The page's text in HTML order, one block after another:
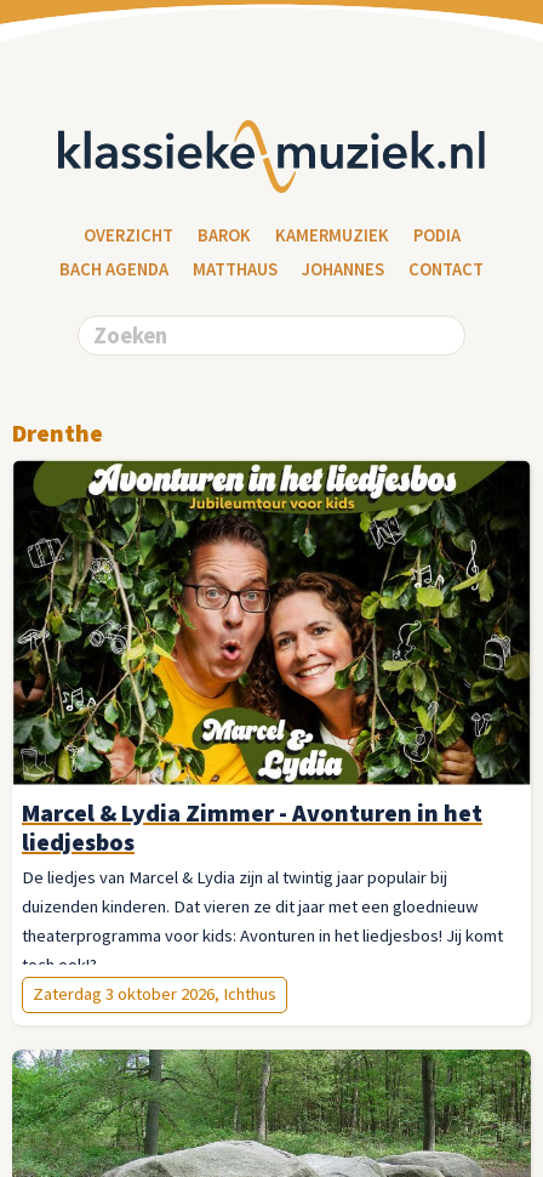
OVERZICHT BAROK KAMERMUZIEK
PODIA
BACH AGENDA
MATTHAUS JOHANNES CONTACT
Drenthe
Marcel & Lydia Zimmer - Avonturen in het
liedjesbos
De liedjes van Marcel & Lydia zijn al twintig jaar populair bij
duizenden kinderen. Dat vieren ze dit jaar met een gloednieuw
theaterprogramma voor kids: Avonturen in het liedjesbos! Jij komt
toch ook!?
Zaterdag 3 oktober 2026, Ichthus